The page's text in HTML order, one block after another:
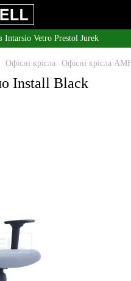
Intarsio Vetro Prestol Jurek
Офісні крісла Офісні крісла
Install Black